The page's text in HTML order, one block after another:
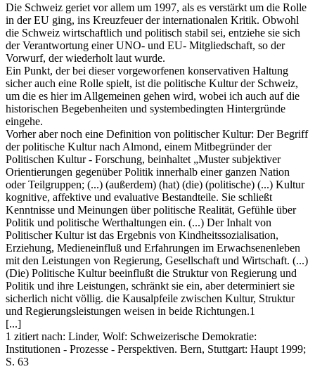
Die Schweiz geriet vor allem um 1997, als es verstärkt um die Rolle
in der EU ging, ins Kreuzfeuer der internationalen Kritik. Obwohl
die Schweiz wirtschaftlich und politisch stabil sei, entziehe sie sich
der Verantwortung einer UNO- und EU- Mitgliedschaft, so der
Vorwurf, der wiederholt laut wurde.
Ein Punkt, der bei dieser vorgeworfenen konservativen Haltung
sicher auch eine Rolle spielt, ist die politische Kultur der Schweiz,
um die es hier im Allgemeinen gehen wird, wobei ich auch auf die
historischen Begebenheiten und systembedingten Hintergründe
eingehe.
Vorher aber noch eine Definition von politischer Kultur: Der Begriff
der politische Kultur nach Almond, einem Mitbegründer der
Politischen Kultur - Forschung, beinhaltet „Muster subjektiver
Orientierungen gegenüber Politik innerhalb einer ganzen Nation
oder Teilgruppen; (...) (außerdem) (hat) (die) (politische) (...) Kultur
kognitive, affektive und evaluative Bestandteile. Sie schließt
Kenntnisse und Meinungen über politische Realität, Gefühle über
Politik und politische Werthaltungen ein. (...) Der Inhalt von
Politischer Kultur ist das Ergebnis von Kindheitssozialisation,
Erziehung, Medieneinfluß und Erfahrungen im Erwachsenenleben
mit den Leistungen von Regierung, Gesellschaft und Wirtschaft. (...)
(Die) Politische Kultur beeinflußt die Struktur von Regierung und
Politik und ihre Leistungen, schränkt sie ein, aber determiniert sie
sicherlich nicht völlig. die Kausalpfeile zwischen Kultur, Struktur
und Regierungsleistungen weisen in beide Richtungen.1
[...]
1 zitiert nach: Linder, Wolf: Schweizerische Demokratie:
Institutionen - Prozesse - Perspektiven. Bern, Stuttgart: Haupt 1999;
S. 63